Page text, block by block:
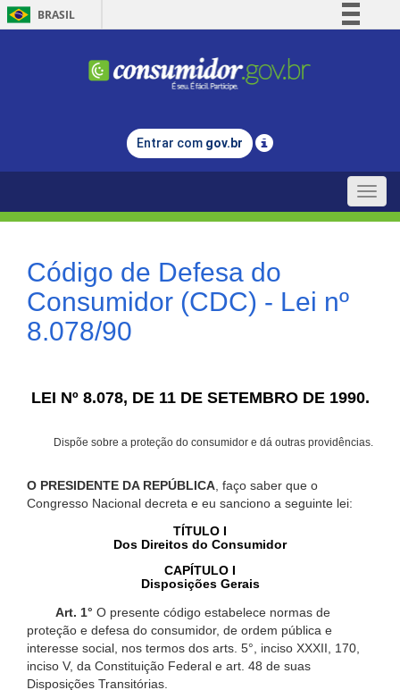
BRASIL
Comunica BR
Legislação
Entrar com gov.br
Toggle
Código de Defesa do
Consumidor (CDC) - Lei nº
8.078/90
LEI Nº 8.078, DE 11 DE SETEMBRO DE 1990.
Dispõe sobre a proteção do consumidor e dá outras providências.
O PRESIDENTE DA REPÚBLICA , faço saber que o
Congresso Nacional decreta e eu sanciono a seguinte lei:
TÍTULO I
Dos Direitos do Consumidor
CAPÍTULO I
Disposições Gerais
Art. 1° O presente código estabelece normas de
proteção e defesa do consumidor, de ordem pública e
interesse social, nos termos dos arts. 5°, inciso XXXII, 170,
inciso V, da Constituição Federal e art. 48 de suas
Disposições Transitórias.